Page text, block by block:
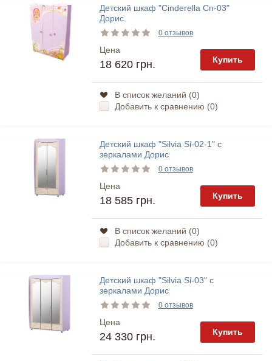
Детский шкаф "Cinderella Cn-03"
Дорис
0 отзывов
Цена
18 620 грн. Купить
В список желаний (0)
Добавить к сравнению (0)
Детский шкаф "Silvia Si-02-1" с
зеркалами Дорис
0 отзывов
Цена
18 585 грн. Купить
В список желаний (0)
Добавить к сравнению (0)
Детский шкаф "Silvia Si-03" с
зеркалами Дорис
0 отзывов
Цена
24 330 грн. Купить